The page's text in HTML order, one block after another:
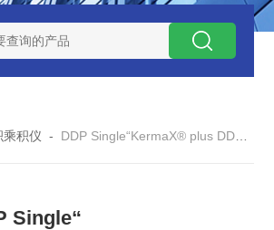
气采样器 CQB1500数字恒流防爆矿用
乘积仪 - DDP Single“KermaX® plus DDP Single“
Single“